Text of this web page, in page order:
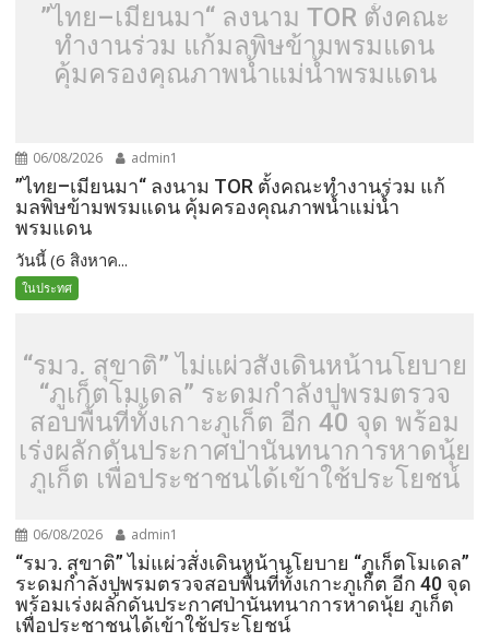
”ไทย–เมียนมา“ ลงนาม TOR ตั้งคณะ
ทำงานร่วม แก้มลพิษข้ามพรมแดน
คุ้มครองคุณภาพน้ำแม่น้ำพรมแดน
06/08/2026 admin1
”ไทย–เมียนมา“ ลงนาม TOR ตั้งคณะทำงานร่วม แก้
มลพิษข้ามพรมแดน คุ้มครองคุณภาพน้ำแม่น้ำ
พรมแดน
วันนี้ (6 สิงหาค...
ในประทศ
“รมว. สุขาติ” ไม่แผ่วสั่งเดินหน้านโยบาย
“ภูเก็ตโมเดล” ระดมกำลังปูพรมตรวจ
สอบพื้นที่ทั้งเกาะภูเก็ต อีก 40 จุด พร้อม
เร่งผลักดันประกาศป่านันทนาการหาดนุ้ย
ภูเก็ต เพื่อประชาชนได้เข้าใช้ประโยชน์
06/08/2026 admin1
“รมว. สุขาติ” ไม่แผ่วสั่งเดินหน้านโยบาย “ภูเก็ตโมเดล”
ระดมกำลังปูพรมตรวจสอบพื้นที่ทั้งเกาะภูเก็ต อีก 40 จุด
พร้อมเร่งผลักดันประกาศป่านันทนาการหาดนุ้ย ภูเก็ต
เพื่อประชาชนได้เข้าใช้ประโยชน์